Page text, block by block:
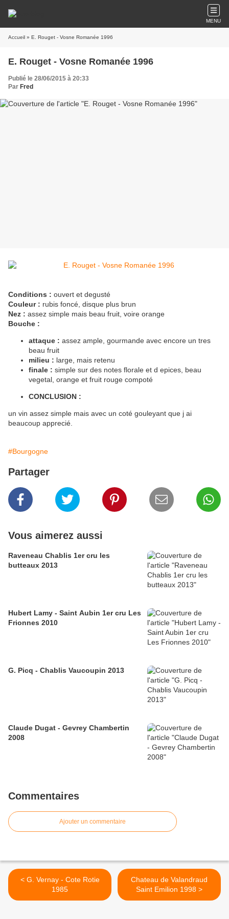
MENU
Accueil » E. Rouget - Vosne Romanée 1996
E. Rouget - Vosne Romanée 1996
Publié le 28/06/2015 à 20:33
Par Fred
Conditions : ouvert et degusté
Couleur : rubis foncé, disque plus brun
Nez : assez simple mais beau fruit, voire orange
Bouche :
attaque : assez ample, gourmande avec encore un tres
beau fruit
milieu : large, mais retenu
finale : simple sur des notes florale et d epices, beau
vegetal, orange et fruit rouge compoté
CONCLUSION :
un vin assez simple mais avec un coté gouleyant que j ai
beaucoup apprecié.
#Bourgogne
Partager
Vous aimerez aussi
Raveneau Chablis 1er cru les
butteaux 2013
Hubert Lamy - Saint Aubin 1er cru Les
Frionnes 2010
G. Picq - Chablis Vaucoupin 2013
Claude Dugat - Gevrey Chambertin
2008
Commentaires
Ajouter un commentaire
< G. Vernay - Cote Rotie
1985
Chateau de Valandraud
Saint Emilion 1998 >